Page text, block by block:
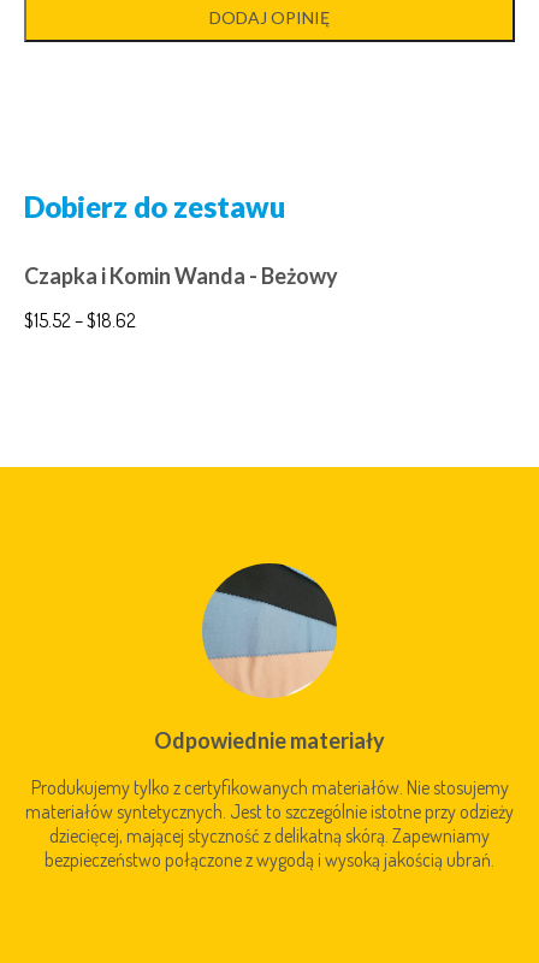
Dobierz do zestawu
Czapka i Komin Wanda - Beżowy
$15.52 –$18.62
Odpowiednie materiały
Produkujemy tylko z certyfikowanych materiałów. Nie stosujemy
materiałów syntetycznych. Jest to szczególnie istotne przy odzieży
dziecięcej, mającej styczność z delikatną skórą. Zapewniamy
bezpieczeństwo połączone z wygodą i wysoką jakością ubrań.